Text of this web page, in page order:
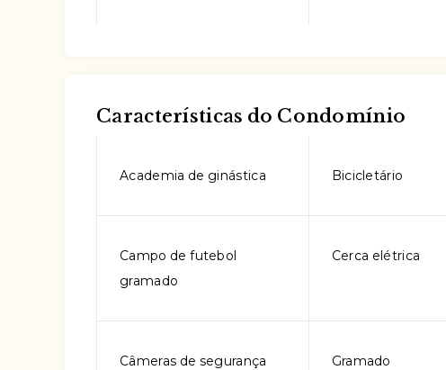
Características do Condomínio
Academia de ginástica Bicicletário
Campo de futebol
gramado
Cerca elétrica
Câmeras de segurança Gramado